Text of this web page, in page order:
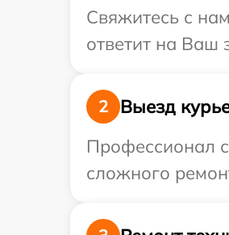
Свяжитесь с
ответит на Ваш
2
Выезд
Профессионал
сложного